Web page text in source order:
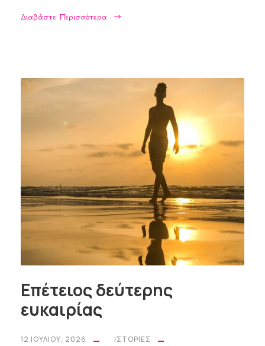
Διαβάστε Περισσότερα
Επέτειος δεύτερης
ευκαιρίας
12 ΙΟΥΛΊΟΥ, 2026 ΙΣΤΟΡΊΕΣ